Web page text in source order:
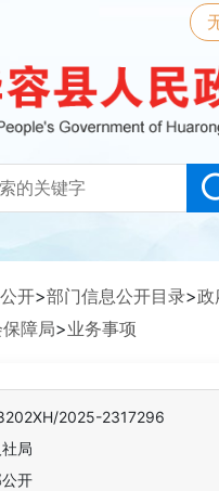
开>部门信息公开目录>政
障局>业务事项
2025-2317296
局
开